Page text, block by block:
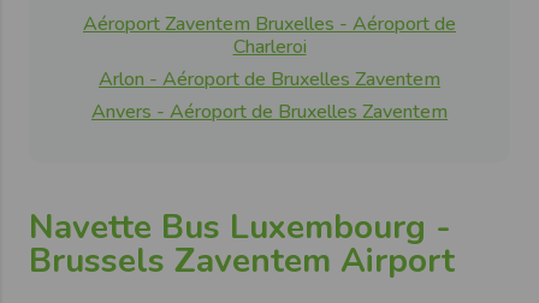
Navette Bus Luxembourg -
Brussels Zaventem Airport
Aéroport Zaventem Bruxelles - Aéroport de
Charleroi
Arlon - Aéroport de Bruxelles Zaventem
Anvers - Aéroport de Bruxelles Zaventem